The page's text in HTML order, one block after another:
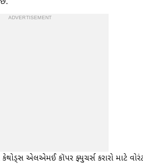
ADVERTISEMENT
એલએમઈ કૉપર ફ્યુચર્સ કરારો માટે વોરંટ